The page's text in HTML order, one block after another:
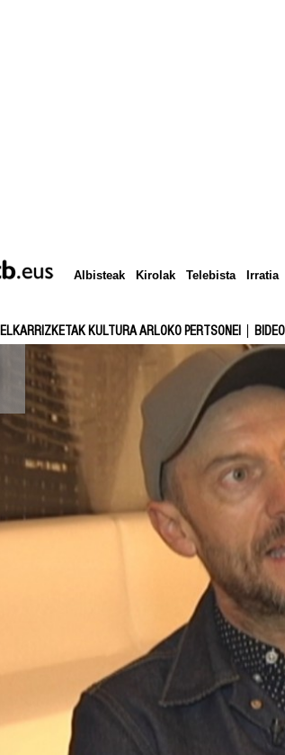
Albisteak Kirolak Telebista Irratia
ELKARRIZKETAK KULTURA ARLOKO PERTSONEI